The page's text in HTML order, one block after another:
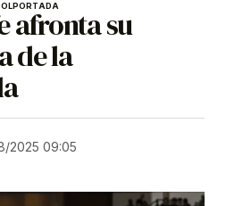
PORTADA
afronta su
de la
2025 09:05